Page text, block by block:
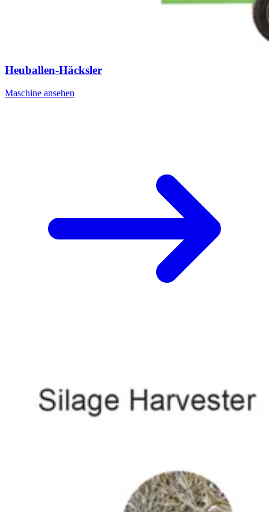
Heuballen-Häcksler
Maschine ansehen